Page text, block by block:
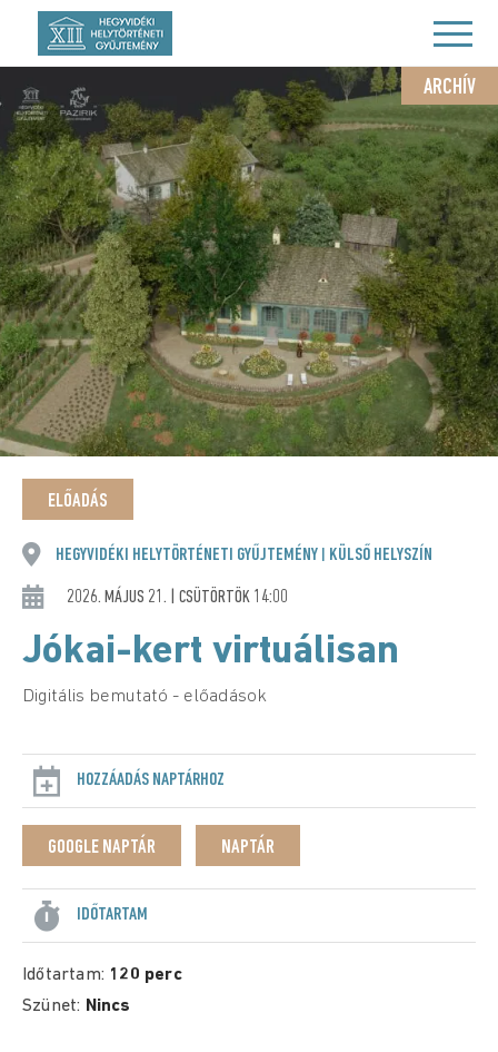
ARCHÍV
ELŐADÁS
HEGYVIDÉKI HELYTÖRTÉNETI GYŰJTEMÉNY KÜLSŐ HELYSZÍN
2026. MÁJUS 21. | CSÜTÖRTÖK 14:00
Jókai-kert virtuálisan
Digitális bemutató - előadások
HOZZÁADÁS NAPTÁRHOZ
GOOGLE NAPTÁR NAPTÁR
IDŐTARTAM
Időtartam: 120 perc
Szünet: Nincs